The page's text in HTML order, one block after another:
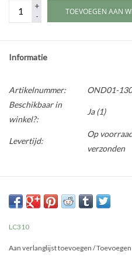
+
-
TOEVOEGEN AAN
Informatie
Artikelnummer:
OND01-
Beschikbaar in
winkel?:
Ja(1)
Levertijd:
Op
verzonden
LC310
Aan verlanglijst toevoegen /